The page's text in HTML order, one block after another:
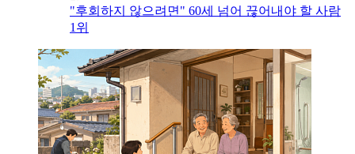
"후회하지 않으려면" 60세 넘어 끊어내야 할 사람
1위